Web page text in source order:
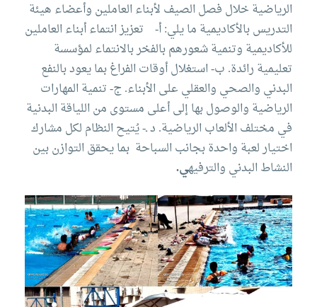
الرياضية خلال فصل الصيف لأبناء العاملين وأعضاء هيئة
التدريس بالأكاديمية ما يلي:أ‌- تعزيز انتماء أبناء العاملين
للأكاديمية وتنمية شعورهم بالفخر بالانتماء لمؤسسة
تعليمية رائدة. ب- استغلال أوقات الفراغ بما يعود بالنفع
البدني والصحي والعقلي على الأبناء.ج- تنمية المهارات
الرياضية والوصول بها إلى أعلى مستوى من اللياقة البدنية
في مختلف الألعاب الرياضية. د ـ- يُتيح النظام لكل مشارك
اختيار لعبة واحدة بجانب السباحة بما يحقق التوازن بين
النشاط البدني والترفيهي.